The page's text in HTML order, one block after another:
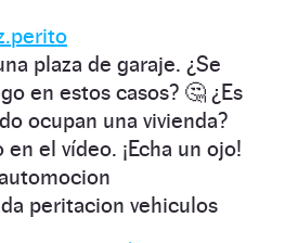
plaza de garaje. ¿Se
en estos casos? 🤔 ¿Es
ocupan una vivienda?
el vídeo. ¡Echa un ojo!
peritacion vehiculos